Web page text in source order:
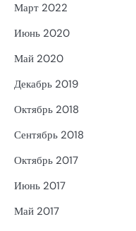
Март 2022
Июнь 2020
Май 2020
Декабрь 2019
Октябрь 2018
Сентябрь 2018
Октябрь 2017
Июнь 2017
Май 2017